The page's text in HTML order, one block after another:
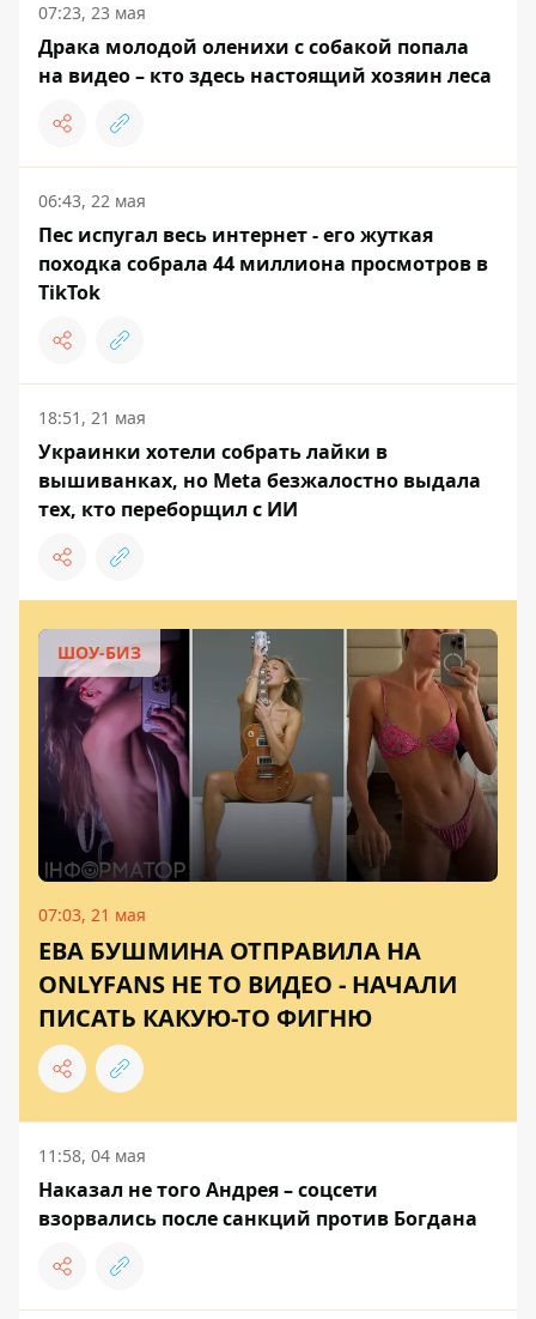
07:23, 23 мая
Драка молодой оленихи с собакой попала
на видео – кто здесь настоящий хозяин леса
06:43, 22 мая
Пес испугал весь интернет - его жуткая
походка собрала 44 миллиона просмотров в
TikTok
18:51, 21 мая
Украинки хотели собрать лайки в
вышиванках, но Meta безжалостно выдала
тех, кто переборщил с ИИ
ШОУ-БИЗ
07:03, 21 мая
ЕВА БУШМИНА ОТПРАВИЛА НА
ONLYFANS НЕ ТО ВИДЕО - НАЧАЛИ
ПИСАТЬ КАКУЮ-ТО ФИГНЮ
11:58, 04 мая
Наказал не того Андрея – соцсети
взорвались после санкций против Богдана